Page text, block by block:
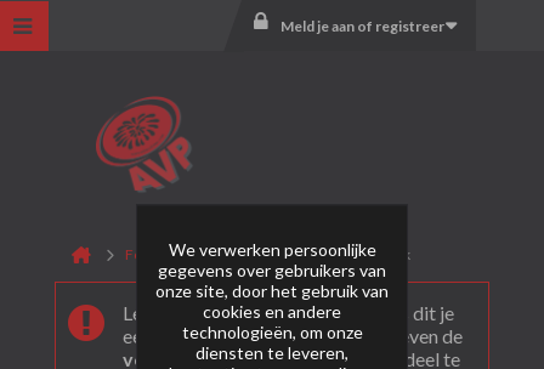
Meld je aan of registreer
Forum Lesli Vuurwerk DE Vuurwerk
Leuk dat je ons gevonden hebt! Als dit je
eerste bezoek is bekijk dan eerst even de
veel gestelde vragen. Om actief deel te
We verwerken persoonlijke
gegevens over gebruikers van
onze site, door het gebruik van
cookies en andere
technologieën, om onze
diensten te leveren,